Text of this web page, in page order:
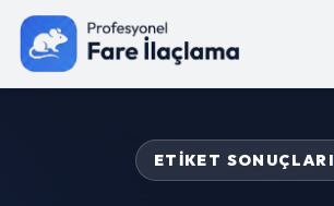
ETIKET SONUÇLARI